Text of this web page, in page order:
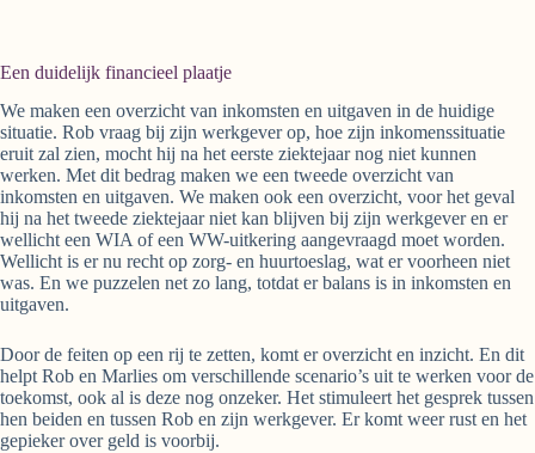
Een duidelijk financieel plaatje
We maken een overzicht van inkomsten en uitgaven in de huidige
situatie. Rob vraag bij zijn werkgever op, hoe zijn inkomenssituatie
eruit zal zien, mocht hij na het eerste ziektejaar nog niet kunnen
werken. Met dit bedrag maken we een tweede overzicht van
inkomsten en uitgaven. We maken ook een overzicht, voor het geval
hij na het tweede ziektejaar niet kan blijven bij zijn werkgever en er
wellicht een WIA of een WW-uitkering aangevraagd moet worden.
Wellicht is er nu recht op zorg- en huurtoeslag, wat er voorheen niet
was. En we puzzelen net zo lang, totdat er balans is in inkomsten en
uitgaven.
Door de feiten op een rij te zetten, komt er overzicht en inzicht. En dit
helpt Rob en Marlies om verschillende scenario’s uit te werken voor de
toekomst, ook al is deze nog onzeker. Het stimuleert het gesprek tussen
hen beiden en tussen Rob en zijn werkgever. Er komt weer rust en het
gepieker over geld is voorbij.